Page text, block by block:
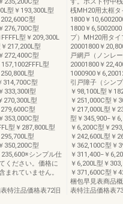
型￥193,300L型
型
276,700C型
型￥209,300L
217,200L型
272,400C型
型
型
314,700C型
333,300I型
270,300L型
型
353,000C型
型￥287,800L型
型
350,200C型
シンプル仕
ください。価格に
まれていません。
特注品価格表72旧
桟MH20用太框
1800￥
1800￥
プ）MH20用タ
20001800￥
戸網戸（ノンレ
20001800￥
1000900￥
引戸障子（シン
￥98,100L型￥
￥251,000C型￥
￥217,000L型￥
型￥345,900−￥
￥6,200C型￥
￥242,600L型￥
￥362,100C型￥
￥311,400−￥
￥6,200L型￥
￥371,600C型￥
梱包早見表商品
表特注品価格表